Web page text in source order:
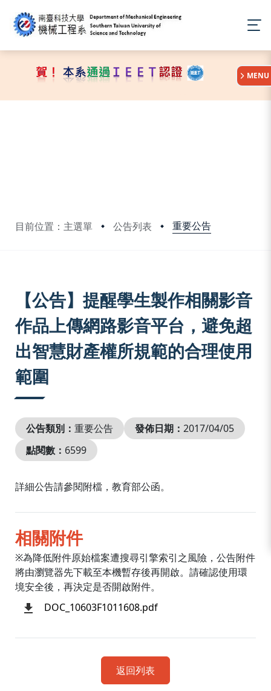
目前位置：主選單 公告列表 重要公告
:::
MENU
【公告】提醒學生製作相關影音
作品上傳網路影音平台，避免超
出智慧財產權所規範的合理使用
範圍
公告類別： 重要公告 發佈日期： 2017/04/05
點閱數： 6599
詳細公告請參閱附檔，教育部公函。
相關附件
※為降低附件原始檔案遭搜尋引擎索引之風險，公告附件
將由瀏覽器先下載至本機暫存後再開啟。請確認使用環
境安全後，再決定是否開啟附件。
DOC_10603F1011608.pdf
返回列表